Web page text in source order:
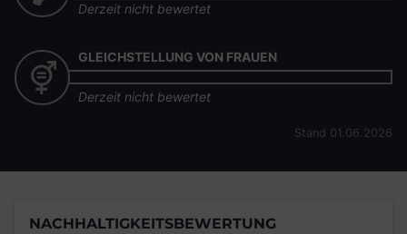
Derzeit nicht bewertet
GLEICHSTELLUNG VON FRAUEN
Derzeit nicht bewertet
Stand 01.06.2026
NACHHALTIGKEITSBEWERTUNG